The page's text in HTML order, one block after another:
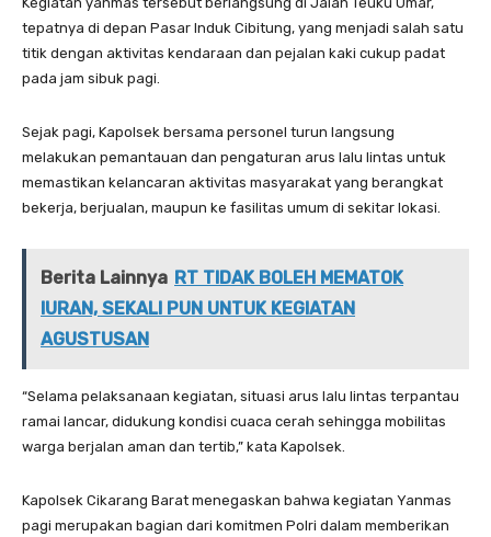
tepatnya di depan Pasar Induk Cibitung, yang menjadi salah satu
titik dengan aktivitas kendaraan dan pejalan kaki cukup padat
pada jam sibuk pagi.
Sejak pagi, Kapolsek bersama personel turun langsung
melakukan pemantauan dan pengaturan arus lalu lintas untuk
memastikan kelancaran aktivitas masyarakat yang berangkat
bekerja, berjualan, maupun ke fasilitas umum di sekitar lokasi.
Berita Lainnya RT TIDAK BOLEH MEMATOK
IURAN, SEKALI PUN UNTUK KEGIATAN
AGUSTUSAN
“Selama pelaksanaan kegiatan, situasi arus lalu lintas terpantau
ramai lancar, didukung kondisi cuaca cerah sehingga mobilitas
warga berjalan aman dan tertib,” kata Kapolsek.
Kapolsek Cikarang Barat menegaskan bahwa kegiatan Yanmas
pagi merupakan bagian dari komitmen Polri dalam memberikan